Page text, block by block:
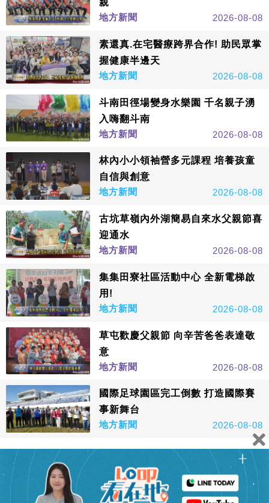
親
地方新聞
2026-08-08
素還真.在宅醫療跨界合作! 助民眾掌
握健康半邊天
地方新聞
2026-08-08
斗南田徑場變身水樂園 千名親子湧
入嗨翻斗南
地方新聞
2026-08-08
林內小小領袖營多元課程 培養孩童
自信與創意
地方新聞
2026-08-08
古坑草嶺內外湖簡易自來水父親節喜
迎通水
地方新聞
2026-08-08
集集田寮社區活動中心 全新電梯啟
用!
地方新聞
2026-08-08
草屯歡慶父親節 向辛苦爸爸表達敬
意
地方新聞
2026-08-08
國際足球園區完工倒數 打造國際賽
事新舞台
地方新聞
2026-08-08